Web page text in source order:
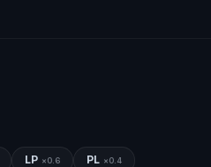
LP ×0.6 PL ×0.4